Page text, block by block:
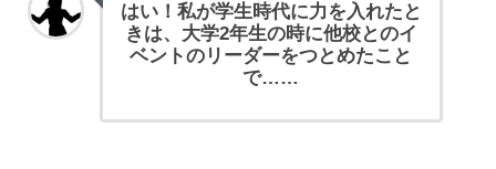
はい！私が学生時代に力を入れたと
きは、大学2年生の時に他校とのイ
ベントのリーダーをつとめたこと
で……